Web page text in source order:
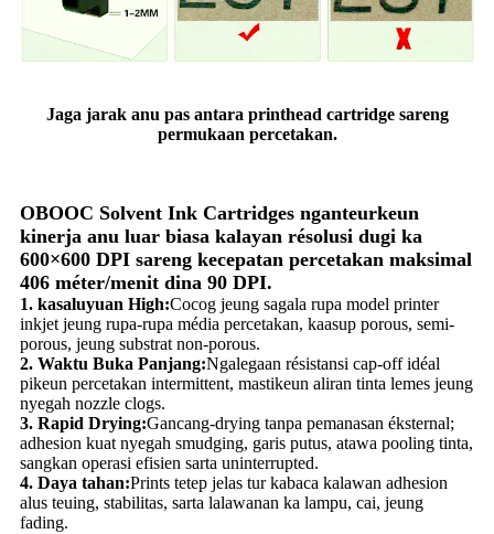
Jaga jarak anu pas antara printhead cartridge sareng
permukaan percetakan.
OBOOC Solvent Ink Cartridges nganteurkeun
kinerja anu luar biasa kalayan résolusi dugi ka
600×600 DPI sareng kecepatan percetakan maksimal
406 méter/menit dina 90 DPI.
1. kasaluyuan High:Cocog jeung sagala rupa model printer
inkjet jeung rupa-rupa média percetakan, kaasup porous, semi-
porous, jeung substrat non-porous.
2. Waktu Buka Panjang:Ngalegaan résistansi cap-off idéal
pikeun percetakan intermittent, mastikeun aliran tinta lemes jeung
nyegah nozzle clogs.
3. Rapid Drying:Gancang-drying tanpa pemanasan éksternal;
adhesion kuat nyegah smudging, garis putus, atawa pooling tinta,
sangkan operasi efisien sarta uninterrupted.
4. Daya tahan:Prints tetep jelas tur kabaca kalawan adhesion
alus teuing, stabilitas, sarta lalawanan ka lampu, cai, jeung
fading.